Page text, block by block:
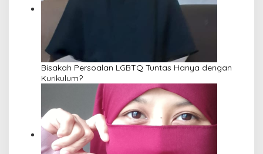
Bisakah Persoalan LGBTQ Tuntas Hanya dengan
Kurikulum?